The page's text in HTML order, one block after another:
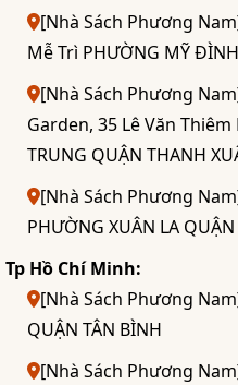
[Nhà Sách Phương
Mễ Trì PHƯỜNG MỸ
[Nhà Sách Phương
Garden, 35 Lê Văn Thiêm
TRUNG QUẬN THANH
[Nhà Sách Phương
PHƯỜNG XUÂN LA QUẬN
Tp Hồ Chí Minh:
[Nhà Sách Phương
QUẬN TÂN BÌNH
[Nhà Sách Phương